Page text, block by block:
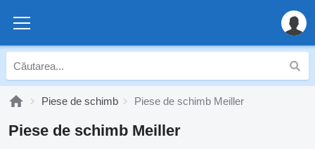
Piese de schimb Piese de schimb Meiller
Piese de schimb Meiller